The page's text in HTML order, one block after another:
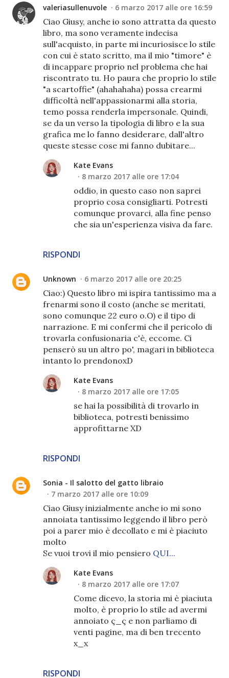
valeriasullenuvole 6 marzo 2017 alle ore 16:59
Ciao Giusy, anche io sono attratta da questo
libro, ma sono veramente indecisa
sull'acquisto, in parte mi incuriosisce lo stile
con cui è stato scritto, ma il mio "timore" è
di incappare proprio nel problema che hai
riscontrato tu. Ho paura che proprio lo stile
"a scartoffie" (ahahahaha) possa crearmi
difficoltà nell'appassionarmi alla storia,
temo possa renderla impersonale. Quindi,
se da un verso la tipologia di libro e la sua
grafica me lo fanno desiderare, dall'altro
queste stesse cose mi fanno dubitare...
RISPONDI
Kate Evans
8 marzo 2017 alle ore 17:04
oddio, in questo caso non saprei
proprio cosa consigliarti. Potresti
comunque provarci, alla fine penso
che sia un'esperienza visiva da fare.
Unknown 6 marzo 2017 alle ore 20:25
Ciao:) Questo libro mi ispira tantissimo ma a
frenarmi sono il costo (anche se meritati,
sono comunque 22 euro o.O) e il tipo di
narrazione. E mi confermi che il pericolo di
trovarla confusionaria c'è, eccome. Ci
penserò su un altro po', magari in biblioteca
intanto lo prendonoxD
RISPONDI
Kate Evans
8 marzo 2017 alle ore 17:05
se hai la possibilità di trovarlo in
biblioteca, potresti benissimo
approfittarne XD
Sonia - Il salotto del gatto libraio
7 marzo 2017 alle ore 10:09
Ciao Giusy inizialmente anche io mi sono
annoiata tantissimo leggendo il libro però
poi a parer mio è decollato e mi è piaciuto
molto
Se vuoi trovi il mio pensiero QUI...
RISPONDI
Kate Evans
8 marzo 2017 alle ore 17:07
Come dicevo, la storia mi è piaciuta
molto, è proprio lo stile ad avermi
annoiato ç_ç e non parliamo di
venti pagine, ma di ben trecento
x_x